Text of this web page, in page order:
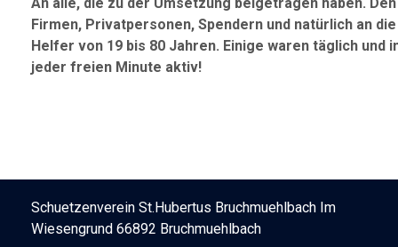
Firmen, Privatpersonen, Spendern und natürlich an die
Helfer von 19 bis 80 Jahren. Einige waren täglich und
jeder freien Minute aktiv!
Schuetzenverein St.Hubertus Bruchmuehlbach Im
Wiesengrund 66892 Bruchmuehlbach